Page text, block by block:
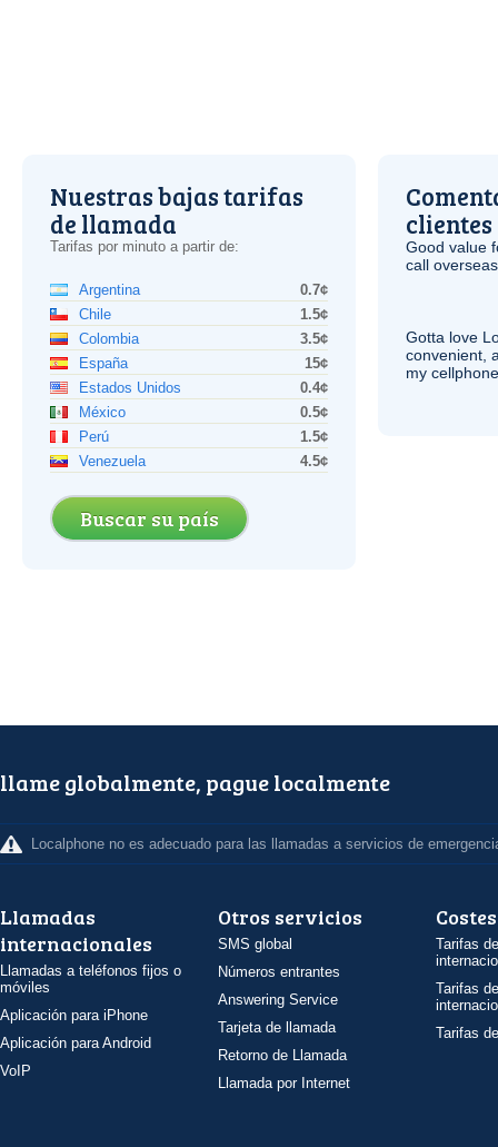
Nuestras bajas tarifas
de llamada
Tarifas por minuto a partir de:
Argentina
0.7¢
Chile
1.5¢
Colombia
3.5¢
España
15¢
Estados Unidos
0.4¢
México
0.5¢
Perú
1.5¢
Venezuela
4.5¢
Buscar su país
clientes
Good value
call
Gotta love
convenient,
my
llame globalmente, pague localmente
Localphone no es adecuado para las llamadas a servicios de
Llamadas
internacionales
Llamadas a teléfonos fijos o
móviles
Aplicación para iPhone
Aplicación para Android
VoIP
Otros servicios
SMS global
Números entrantes
Answering Service
Tarjeta de llamada
Retorno de Llamada
Llamada por Internet
Costes
Tarifas
Tarifas
Tarifas